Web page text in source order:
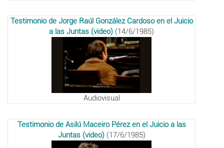
Testimonio de Jorge Raúl González Cardoso en el Juicio
a las Juntas (video) (14/6/1985)
Audiovisual
Testimonio de Asilú Maceiro Pérez en el Juicio a las
Juntas (video)(17/6/1985)